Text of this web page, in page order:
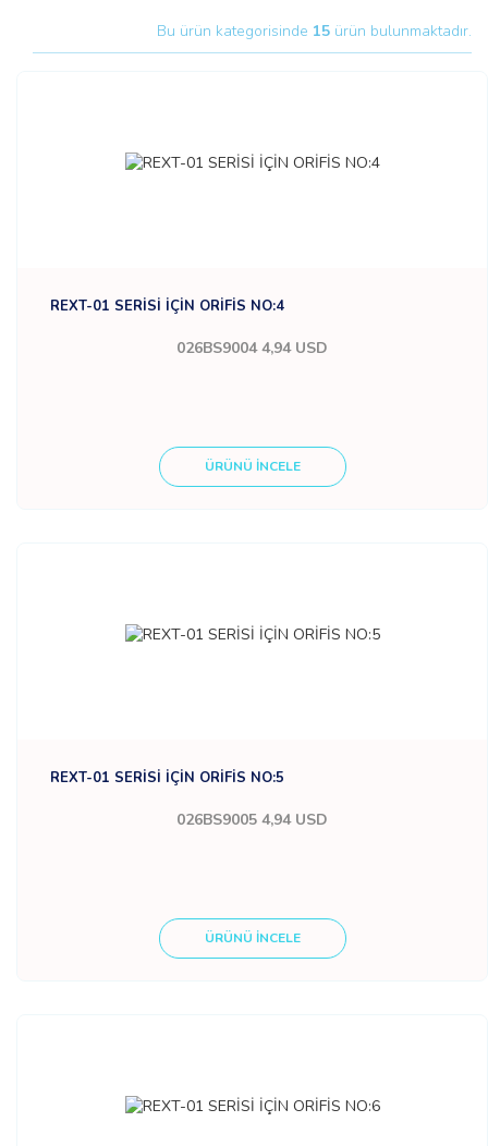
Bu ürün kategorisinde 15 ürün bulunmaktadır.
REXT-01 SERİSİ İÇİN ORİFİS NO:4
026BS90044,94 USD
ÜRÜNÜ İNCELE
REXT-01 SERİSİ İÇİN ORİFİS NO:5
026BS9005 4,94 USD
ÜRÜNÜ İNCELE